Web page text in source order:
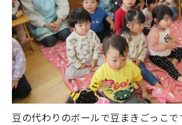
豆の代わりのボールで豆まきごっこで